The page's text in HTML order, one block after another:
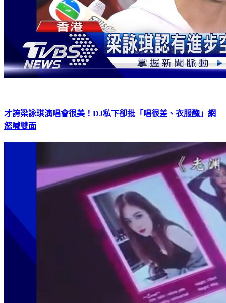
才誇梁詠琪演唱會很美！DJ私下卻批「唱很差、衣服醜」網
怒喊雙面